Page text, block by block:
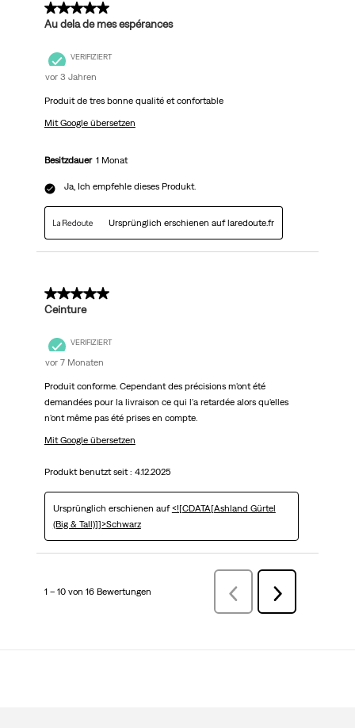
5 von 5 Sternen.
Au dela de mes espérances
VERIFIZIERT
vor 3 Jahren
Produit de tres bonne qualité et confortable
Mit Google übersetzen
Besitzdauer 1 Monat
Ja, Ich empfehle dieses Produkt.
Ursprünglich erschienen auf laredoute.fr
4 von 5 Sternen.
Ceinture
VERIFIZIERT
vor 7 Monaten
Produit conforme. Cependant des précisions m'ont été
demandées pour la livraison ce qui l'a retardée alors qu'elles
n'ont même pas été prises en compte.
Mit Google übersetzen
Produkt benutzt seit : 4.12.2025
Ursprünglich erschienen auf<![CDATA[Ashland Gürtel
(Big & Tall)]]>Schwarz
1 – 10 von 16 Bewertungen VorherigeBewertungen
Weiter
Bewertungen